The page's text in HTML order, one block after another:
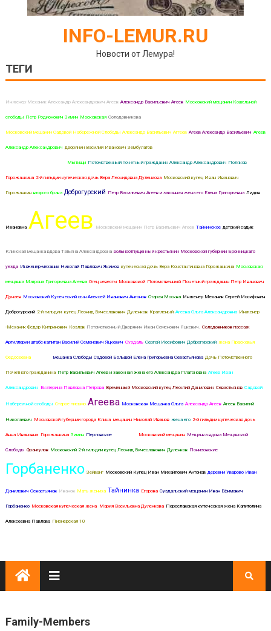
INFO-LEMUR.RU
Новости от Лемура!
ТЕГИ
Инженер-Механик Александр Александрович Агеев Александр Васильевич Агеев Московский мещанин Кошельной
слободы Петр Родионович Зимин Московская Солодовникова
Московский мещанин Садовой Набережной Слободы Александр Васильевич Аггеев Агеев Александр Васильевич Агеев
Александр Александрович дворянин Василий Иванович Зембулатов
Мытищи Потомственный почетный гражданин Александр Александрович Поляков
Горожанкина 2-й гильдии купеческая дочь Вера Леонидовна Дуленкова Московский купец Иван Иванович
Горожанкин второго брака Доброгурский Петр Васильевич Агеев и законная жена его Елена Григорьевна Лидия
Ивановна Агеев Московский мещанин Петр Васильевич Агеев Тайнинское детский садик
Клинская мещанка вдова Татьяна Александровна вольноотпущенный крестьянин Московской губернии Бронницкаго
уезда Инженер-механик Николай Павлович Якимов купеческая дочь Вера Константиновна Горожанкина Московская
мещанка Матрона Григорьевна Агеева Отец невесты Московской Потомственный Почетный гражданин Петр Иванович
Дунаев Московский Купеческий сын Алексей Иванович Антонов Старая Москва Инженер Механик Сергей Иосифович
Доброгурский 2-й гильдии купец Леонид Вячеславович Дуленков Крапленый Агеева Ольга Александровна Инженер
-Механик Федор Кипринович Козлов Потомственный Дворянин Иван Семенович Яцкевич. Солодовников пассаж
Артиллерии штабс-капитан Василий Семенович Яцкевич Суздаль Сергей Иосифович Доброгурский жена Праскевья
Федосеевна мещанка Слободы Садовой Большой Елена Григорьевна Севастьянова Дочь Потомственного
Почетного гражданина Петр Васильевич Агеев и законная жена его Александра Платоновна Агеев Иван
Александрович Екатерина Павловна Петрова Временный Московский купец Леонтий Данилович Севастьянов Садовой
Набережной слободы Старое письмо Агеева Московская Мещанка Ольга Александр Агеев Агеев Василий
Николаевич Московской губернии города Клина мещанин Николай Иванов жена его 2-й гильдии купеческая дочь
Анна Ивановна Горожанкина Зимин Перловское Московский мещанин Мещанка вдова Мещанской
Слободы Франгулов Московский 2-й гильдии купец Леонид Вячеславович Дуленков Понизовские
Горбаненко Зейванг Московский Купец Иван Михайлович Антонов деревни Уварово Иван
Данилович Севастьянов Иванов Мать жениха Тайнинка Егорова Суздальский мещанин Иван Ефимович
Горбаненко Московская купеческая жена Мария Васильевна Дуленкова Переславская купеческая жена Капитолина
Алексеевна Павлова Пионерская 10
Family-Members